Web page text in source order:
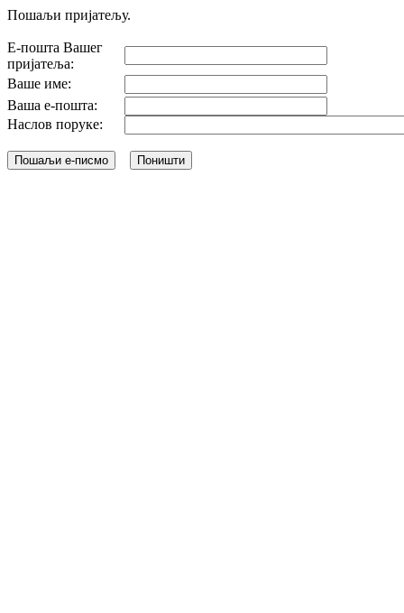
Пошаљи пријатељу.
Е-пошта Вашег
пријатеља:
Ваше име:
Ваша е-пошта:
Наслов поруке: